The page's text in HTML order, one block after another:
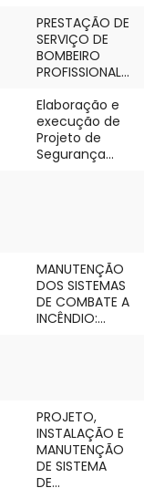
PRESTAÇÃO DE
SERVIÇO DE
BOMBEIRO
PROFISSIONAL...
Elaboração e
execução de
Projeto de
Segurança...
MANUTENÇÃO
DOS SISTEMAS
DE COMBATE A
INCÊNDIO:...
PROJETO,
INSTALAÇÃO E
MANUTENÇÃO
DE SISTEMA
DE...